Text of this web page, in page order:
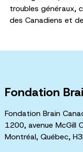
troubles généraux,
des Canadiens et
Fondation
Fondation Brain
1200, avenue McGill
Montréal, Québec,